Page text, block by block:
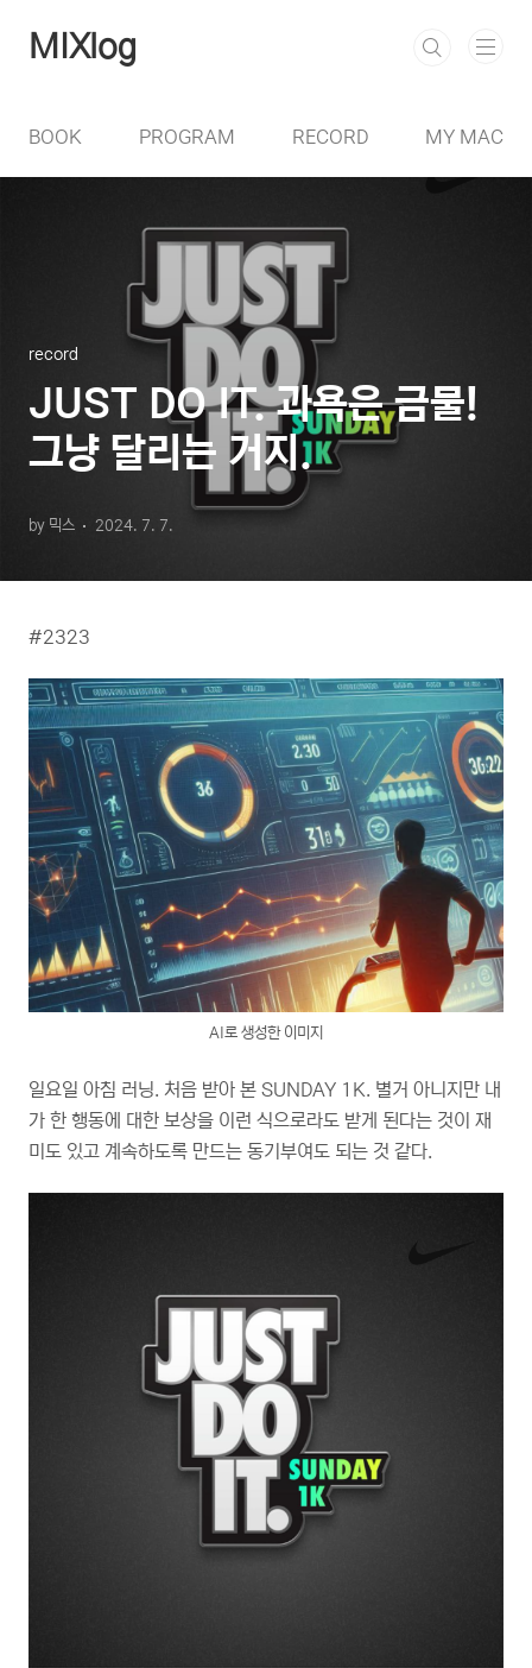
MIXlog
BOOK PROGRAM RECORD MY MAC
record
JUST DO IT. 과욕은 금물!
그냥 달리는 거지.
by 믹스 2024. 7. 7.
#2323
AI로 생성한 이미지
일요일 아침 러닝. 처음 받아 본 SUNDAY 1K. 별거 아니지만 내
가 한 행동에 대한 보상을 이런 식으로라도 받게 된다는 것이 재
미도 있고 계속하도록 만드는 동기부여도 되는 것 같다.